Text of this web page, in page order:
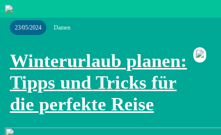
23/05/2024 Damen
Winterurlaub planen:
Tipps und Tricks für
die perfekte Reise